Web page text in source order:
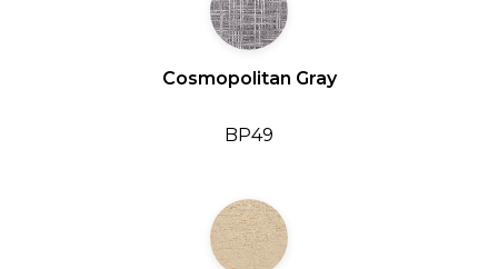
Cosmopolitan Gray
BP49